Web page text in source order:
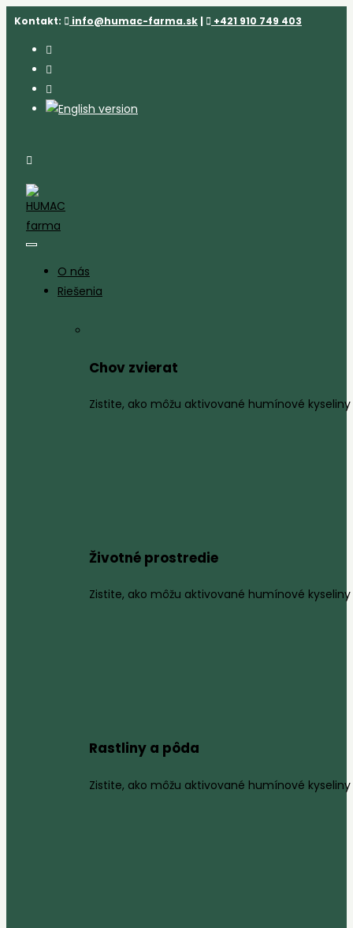
Skip
content
Kontakt: info@humac-farma.sk | +421 910 749 403
O nás
Riešenia
Chov zvierat
Zistite, ako môžu aktivované humínové
Životné prostredie
Zistite, ako môžu aktivované humínové
Rastliny a pôda
Zistite, ako môžu aktivované humínové